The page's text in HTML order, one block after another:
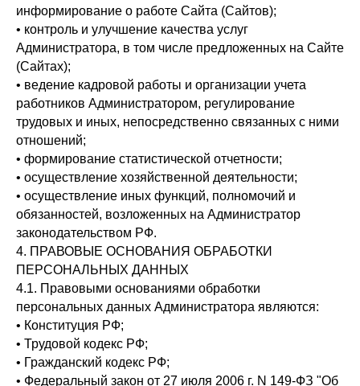
информирование о работе Сайта (Сайтов);
• контроль и улучшение качества услуг
Администратора, в том числе предложенных на Сайте
(Сайтах);
• ведение кадровой работы и организации учета
работников Администратором, регулирование
трудовых и иных, непосредственно связанных с ними
отношений;
• формирование статистической отчетности;
• осуществление хозяйственной деятельности;
• осуществление иных функций, полномочий и
обязанностей, возложенных на Администратор
законодательством РФ.
4. ПРАВОВЫЕ ОСНОВАНИЯ ОБРАБОТКИ
ПЕРСОНАЛЬНЫХ ДАННЫХ
4.1. Правовыми основаниями обработки
персональных данных Администратора являются:
• Конституция РФ;
• Трудовой кодекс РФ;
• Гражданский кодекс РФ;
• Федеральный закон от 27 июля 2006 г. N 149-ФЗ "Об